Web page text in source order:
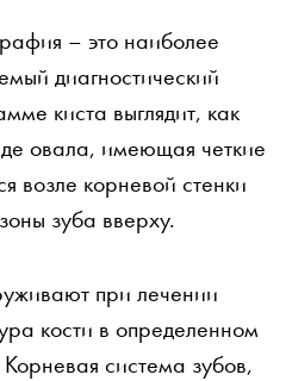
– это наиболее
диагностический
киста выглядит, как
овала, имеющая четкие
возле корневой стенки
зуба вверху.
при лечении
кости в определенном
система зубов,